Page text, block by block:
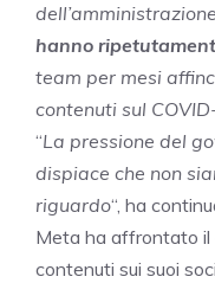
hanno
team per mesi
contenuti sul
“La pressione del
dispiace che non
riguardo“, ha
Meta ha affrontato il
contenuti sui suoi